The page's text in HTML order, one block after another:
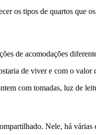
os tipos de quartos que
de acomodações
de viver e com o valor
com tomadas, luz de
Nele, há